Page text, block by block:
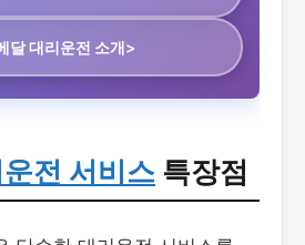
달 대리운전 소개>
전 서비스 특장점